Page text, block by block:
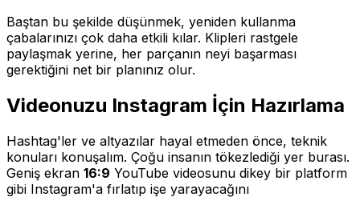
Baştan bu şekilde düşünmek, yeniden kullanma
çabalarınızı çok daha etkili kılar. Klipleri rastgele
paylaşmak yerine, her parçanın neyi başarması
gerektiğini net bir planınız olur.
Videonuzu Instagram İçin Hazırlama
Hashtag'ler ve altyazılar hayal etmeden önce, teknik
konuları konuşalım. Çoğu insanın tökezlediği yer burası.
Geniş ekran 16:9 YouTube videosunu dikey bir platform
gibi Instagram'a fırlatıp işe yarayacağını